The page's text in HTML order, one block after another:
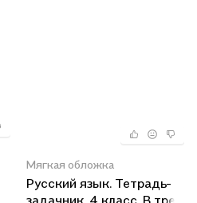
Мягкая обложка
Русский язык. Тетрадь-